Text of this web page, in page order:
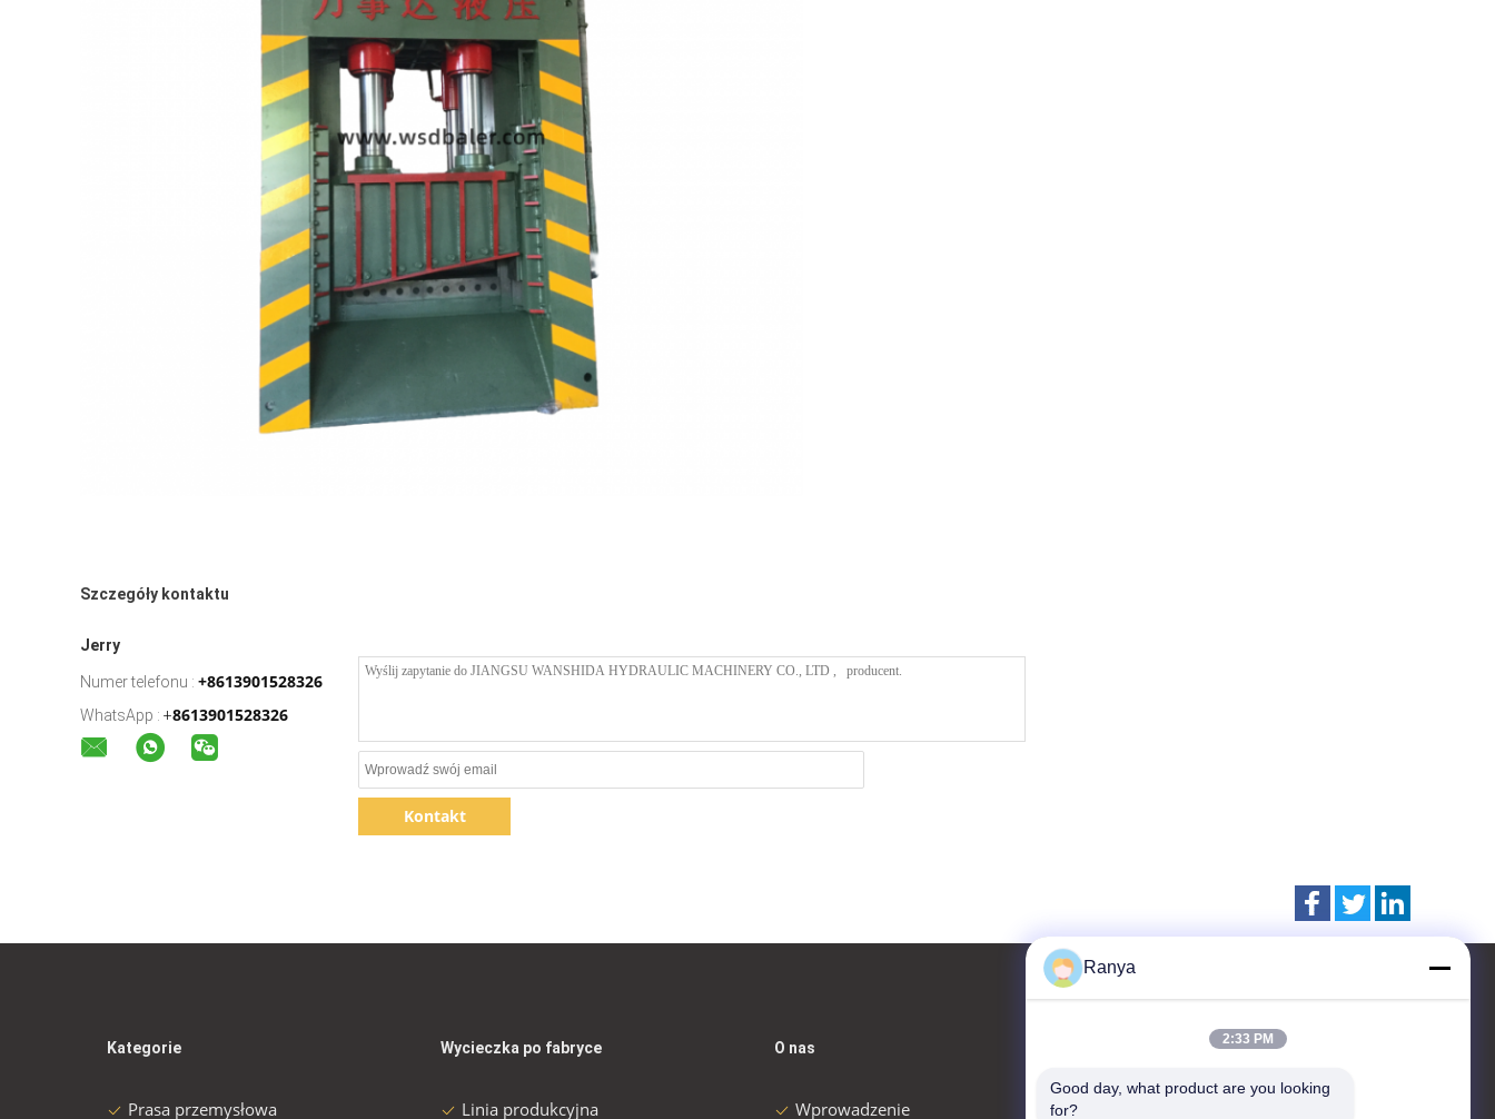
Szczegóły kontaktu
Jerry
Numer telefonu : +8613901528326
WhatsApp : +8613901528326
Kontakt
Kategorie
Prasa przemysłowa
Wycieczka po fabryce
Linia produkcyjna
O nas
Wprowadzenie
Skontaktuj się z nami
JIANGSU WANSHIDA
Ranya
2:33 PM
Good day, what product are you looking
for?